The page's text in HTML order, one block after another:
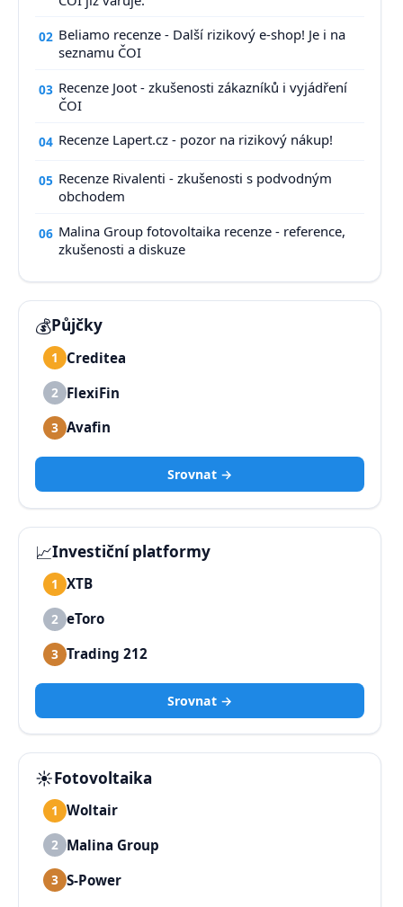
02 Beliamo recenze - Další rizikový e-shop! Je i na
seznamu ČOI
03 Recenze Joot - zkušenosti zákazníků i vyjádření
ČOI
04 Recenze Lapert.cz - pozor na rizikový nákup!
05 Recenze Rivalenti - zkušenosti s podvodným
obchodem
06 Malina Group fotovoltaika recenze - reference,
zkušenosti a diskuze
💰Půjčky
1 Creditea
2 FlexiFin
3 Avafin
Srovnat →
📈Investiční platformy
1 XTB
2 eToro
3 Trading 212
Srovnat →
☀️Fotovoltaika
1 Woltair
2 Malina Group
3 S-Power